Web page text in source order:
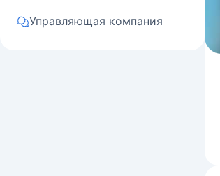
Управляющая компания